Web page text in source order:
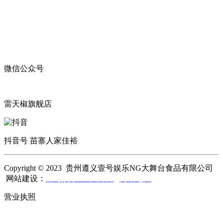
微信公众号
雷天椒旗舰店
抖音号 苗寨人家佳裕
Copyright © 2023 贵州遵义壹号娱乐NG大舞台食品有限公司
网站建设：
营业执照